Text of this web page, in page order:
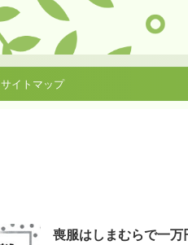
サイトマップ
喪服はしまむらで一